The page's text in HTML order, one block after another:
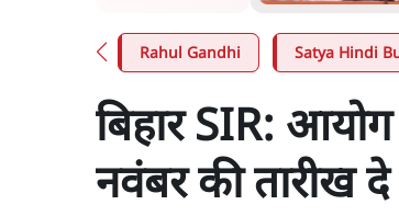
Rahul Gandhi Satya Hindi
बिहार SIR:
नवंबर की तारीख दे